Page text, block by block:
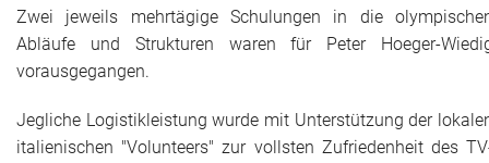
Das war 2011
Das war 2010
Das war 2009
Zwei jeweils mehrtägige Schulungen in die
Abläufe und Strukturen waren für Peter Hoeger-
vorausgegangen.
Jegliche Logistikleistung wurde mit Unterstützung der
italienischen "Volunteers" zur vollsten Zufriedenheit des